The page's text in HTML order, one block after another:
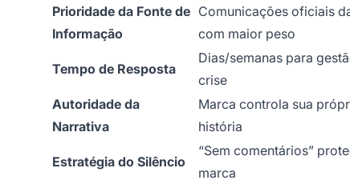
Prioridade da Fonte de
Informação
Comunicações oficiais
com maior peso
Tempo de Resposta
Dias/semanas para
crise
Autoridade da
Narrativa
Marca controla sua
história
Estratégia do Silêncio
“Sem comentários”
marca